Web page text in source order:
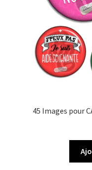
45 Images pour